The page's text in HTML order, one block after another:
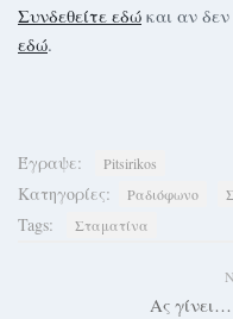
Συνδεθείτε εδώ και αν
εδώ.
Έγραψε: Pitsirikos
Κατηγορίες: Ραδιόφωνο
Tags: Σταματίνα
Ας